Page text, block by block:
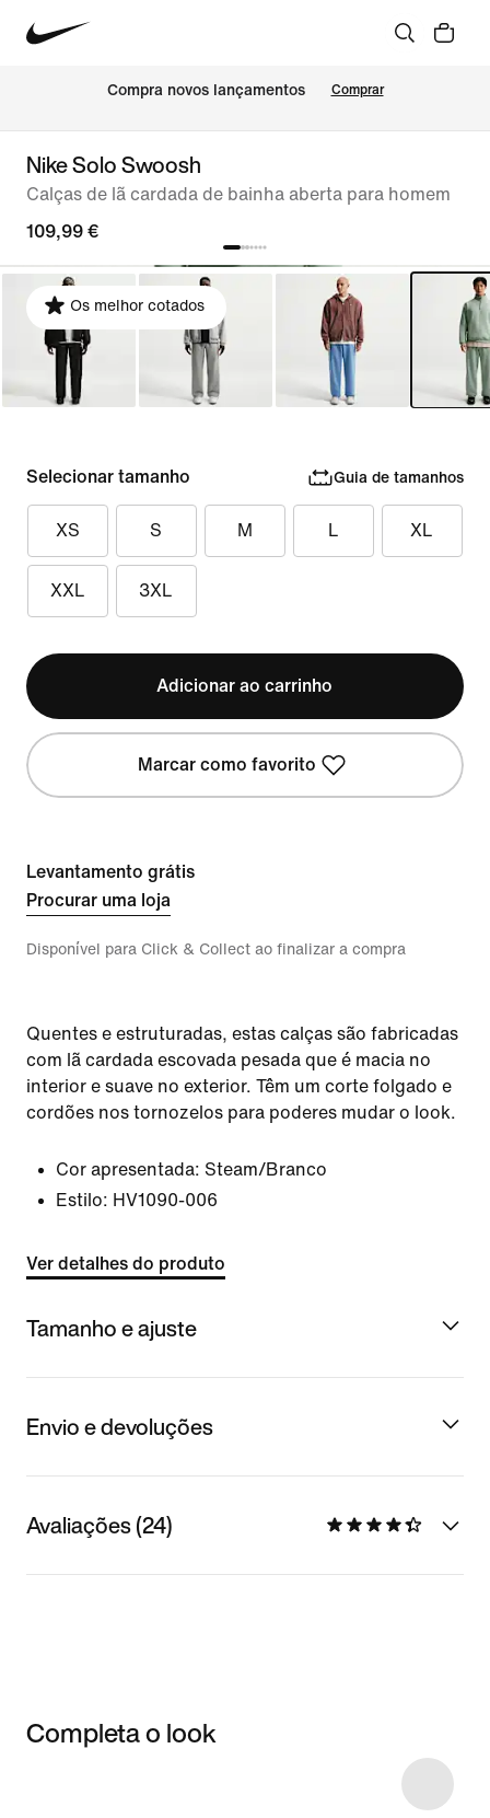
Compra novos lançamentos Comprar
Nike Solo Swoosh
Calças de lã cardada de bainha aberta para homem
109,99 €
Os melhor cotados
Selecionar tamanho Guia de tamanhos
XS S M L XL
XXL 3XL
Adicionar ao carrinho
Marcar como favorito
Levantamento grátis
Procurar uma loja
Disponível para Click & Collect ao finalizar a compra
Quentes e estruturadas, estas calças são fabricadas
com lã cardada escovada pesada que é macia no
interior e suave no exterior. Têm um corte folgado e
cordões nos tornozelos para poderes mudar o look.
Cor apresentada: Steam/Branco
Estilo: HV1090-006
Ver detalhes do produto
Tamanho e ajuste
Envio e devoluções
Avaliações (24)
Completa o look